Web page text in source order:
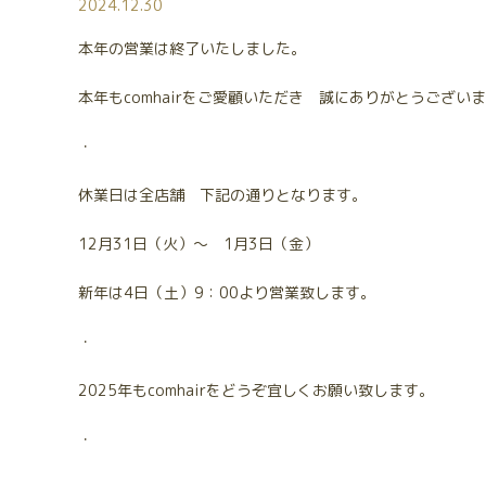
2024.12.30
本年の営業は終了いたしました。
本年もcomhairをご愛顧いただき 誠にありがとうござい
・
休業日は全店舗 下記の通りとなります。
12月31日（火）～ 1月3日（金）
新年は4日（土）9：00より営業致します。
・
2025年もcomhairをどうぞ宜しくお願い致します。
・